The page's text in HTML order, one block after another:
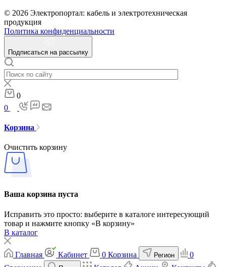
© 2026 Электропортал: кабель и электротехническая
продукция
Политика конфиденциальности
Подписаться на рассылку
0
0
Корзина
Очистить корзину
Ваша корзина пуста
Исправить это просто: выберите в каталоге интересующий
товар и нажмите кнопку «В корзину»
В каталог
Главная Кабинет 0 Корзина Регион
0